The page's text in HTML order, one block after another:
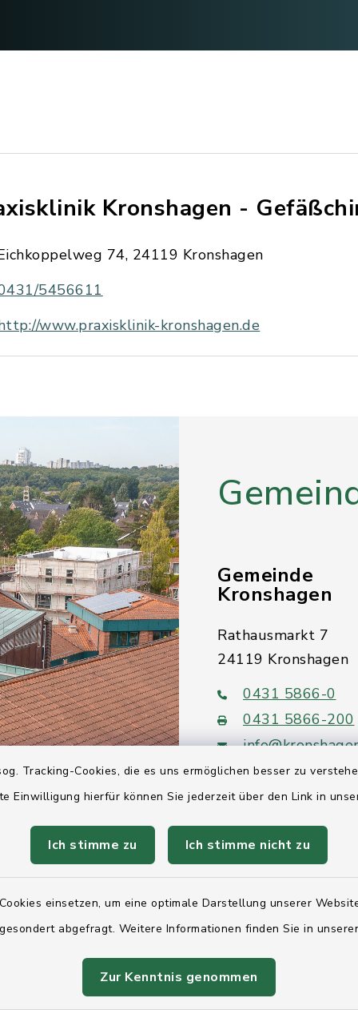
Tracking-Cookies, die es uns ermöglichen besser zu
Einwilligung hierfür können Sie jederzeit über den Link in
Ich stimme zu Ich stimme nicht zu
einsetzen, um eine optimale Darstellung unserer
abgefragt. Weitere Informationen finden Sie in
Zur Kenntnis genommen
Kronshagen -
74, 24119 Kronshagen
5456611
www.praxisklinik-kronshagen.de
Gemeinde
Kronshagen
Rathausmarkt 7
24119 Kronshagen
0431 5866-0
0431 5866-200
Quicklinks
Ihre
Landesregierung
Kreis Rendsburg-